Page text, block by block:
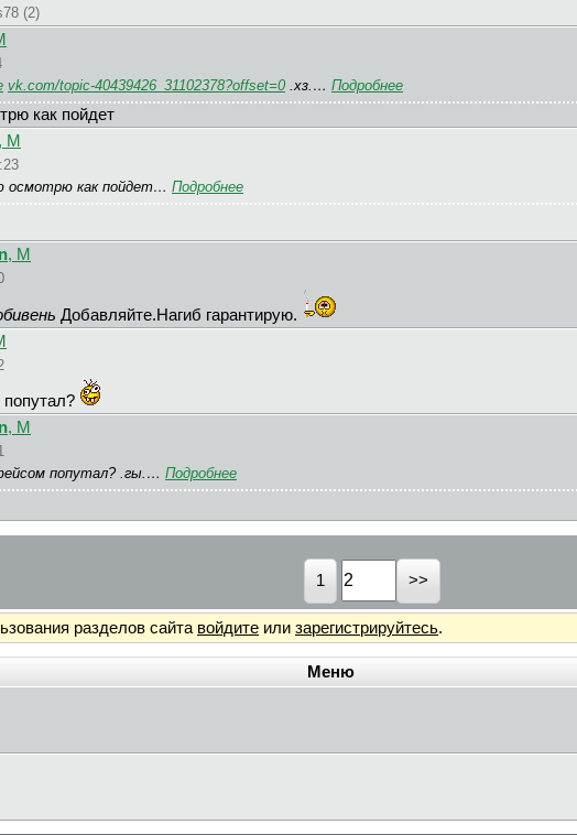
(2)
vk.com/topic-40439426_31102378?offset=0 .хз.… Подробнее
как пойдет
, М
осмотрю как пойдет… Подробнее
, М
Добавляйте.Нагиб гарантирую.
, М
попутал? .гы.… Подробнее
1
разделов сайта войдите или зарегистрируйтесь.
Меню